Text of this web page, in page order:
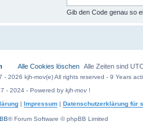
Gib den Code genau so
Alle Cookies löschen Alle Zeiten sind
- 2026 kjh-mov(e) All rights reserved - 9 Years
- 2024 - Powered by kjh-mov!
| Impressum | Datenschutzerklärung für
® Forum Software © phpBB Limited